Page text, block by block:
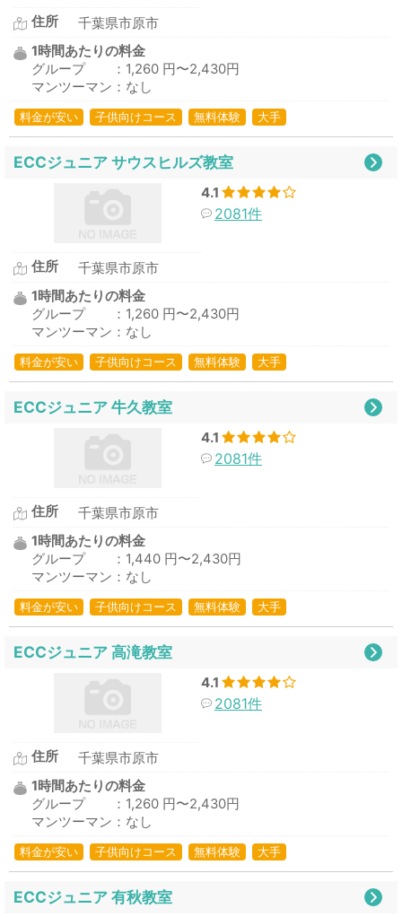
住所
千葉県市原市
1時間あたりの料金
グループ ：1,260 円〜2,430円
マンツーマン：なし
料金が安い 子供向けコース 無料体験 大手
ECCジュニア サウスヒルズ教室
4.1
2081件
住所
千葉県市原市
1時間あたりの料金
グループ ：1,260 円〜2,430円
マンツーマン：なし
料金が安い 子供向けコース 無料体験 大手
ECCジュニア 牛久教室
4.1
2081件
住所
千葉県市原市
1時間あたりの料金
グループ ：1,440 円〜2,430円
マンツーマン：なし
料金が安い 子供向けコース 無料体験 大手
ECCジュニア 高滝教室
4.1
2081件
住所
千葉県市原市
1時間あたりの料金
グループ ：1,260 円〜2,430円
マンツーマン：なし
料金が安い 子供向けコース 無料体験 大手
ECCジュニア 有秋教室